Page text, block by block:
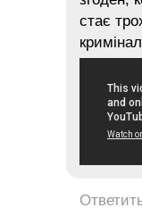
стає